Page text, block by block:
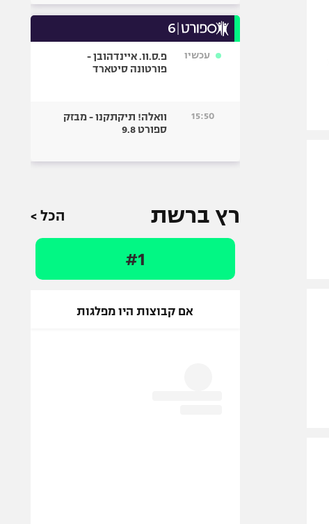
עכשיו
פ.ס.וו. איינדהובן -
פורטונה סיטארד
15:50
וואלה! תיקתקנו - מבזק
ספורט 9.8
רץ ברשת הכל >
#1
אם קבוצות היו מפלגות